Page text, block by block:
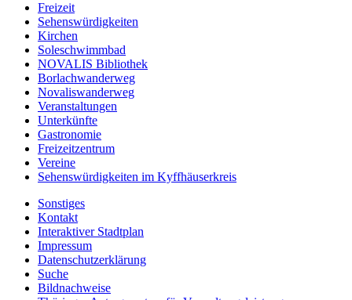
Freizeit
Sehenswürdigkeiten
Kirchen
Soleschwimmbad
NOVALIS Bibliothek
Borlachwanderweg
Novaliswanderweg
Veranstaltungen
Unterkünfte
Gastronomie
Freizeitzentrum
Vereine
Sehenswürdigkeiten im Kyffhäuserkreis
Sonstiges
Kontakt
Interaktiver Stadtplan
Impressum
Datenschutzerklärung
Suche
Bildnachweise